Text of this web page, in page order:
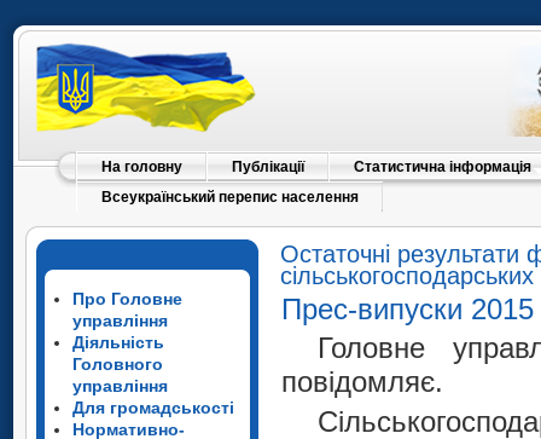
На головну Публікації
Статистична інформація
Всеукраїнський перепис населення
Про Головне
управління
Діяльність
Головного
управління
Для громадськості
Нормативно-
Остаточні результати
сільськогосподарських
Прес-випуски 2015
Головне
повідомляє.